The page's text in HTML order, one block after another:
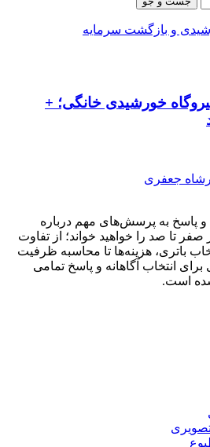
خورشیدی خانگی؛ +
جعفری
و پاسخ به پرسش‌های مهم درباره
تا صد را خواهید خواند؛ از تفاوت
باتری، هزینه‌ها تا محاسبه ظرفیت
انتخاب آگاهانه و پاسخ تمامی
است.